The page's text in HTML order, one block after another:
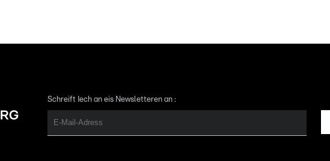
Schreift Iech an eis Newsletteren an :